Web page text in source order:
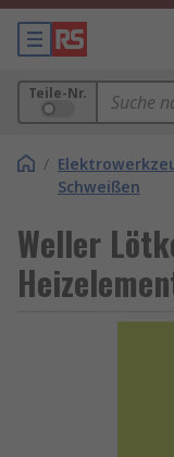
Teile-Nr.
/
Schweißen
Weller